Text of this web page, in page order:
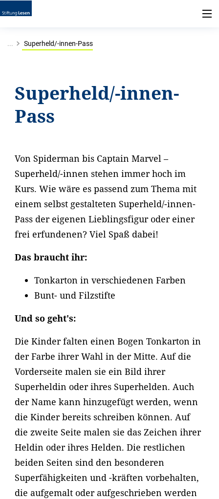
... Superheld/-innen-Pass
Superheld/-innen-
Pass
Von Spiderman bis Captain Marvel –
Superheld/-innen stehen immer hoch im
Kurs. Wie wäre es passend zum Thema mit
einem selbst gestalteten Superheld/-innen-
Pass der eigenen Lieblingsfigur oder einer
frei erfundenen? Viel Spaß dabei!
Das braucht ihr:
Tonkarton in verschiedenen Farben
Bunt- und Filzstifte
Und so geht's:
Die Kinder falten einen Bogen Tonkarton in
der Farbe ihrer Wahl in der Mitte. Auf die
Vorderseite malen sie ein Bild ihrer
Superheldin oder ihres Superhelden. Auch
der Name kann hinzugefügt werden, wenn
die Kinder bereits schreiben können. Auf
die zweite Seite malen sie das Zeichen ihrer
Heldin oder ihres Helden. Die restlichen
beiden Seiten sind den besonderen
Superfähigkeiten und -kräften vorbehalten,
die aufgemalt oder aufgeschrieben werden